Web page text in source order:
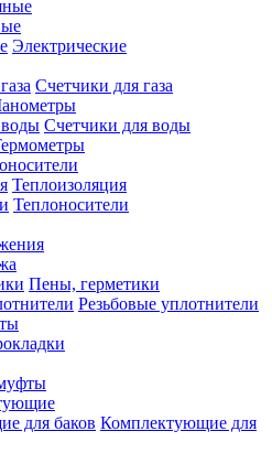
Электрические
Счетчики для газа
Счетчики для воды
Теплоизоляция
Теплоносители
Пены, герметики
Резьбовые уплотнители
Комплектующие для